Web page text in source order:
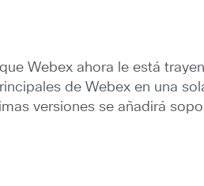
Webex ahora le está
de Webex en una
versiones se añadirá